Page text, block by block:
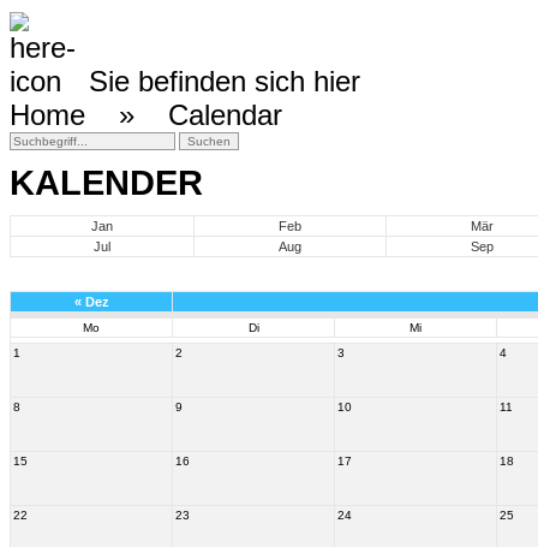
Sie befinden sich hier
Home » Calendar
KALENDER
Jan Feb
Mär
Jul
Aug Sep
« Dez
Mo Di
Mi
1
2 3 4
8 9 10 11
15 16 17 18
22 23 24 25